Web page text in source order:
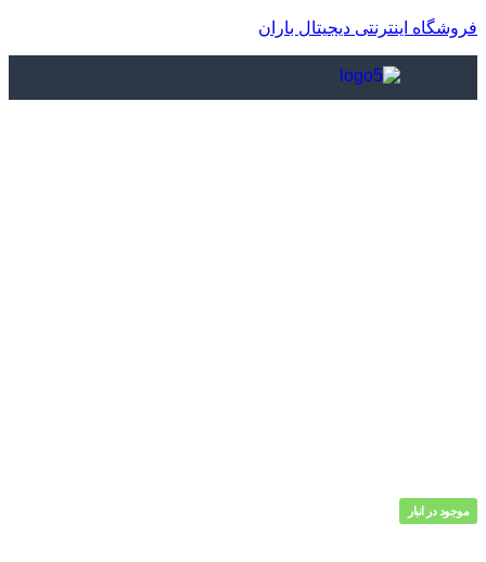
فروشگاه اینترنتی دیجیتال باران
موجود در انبار